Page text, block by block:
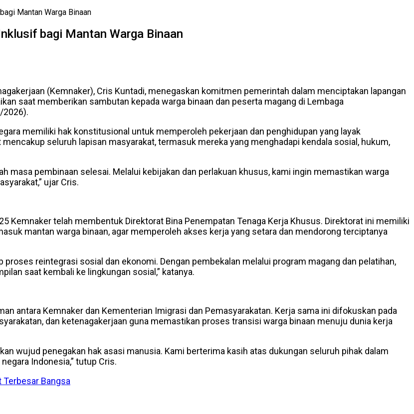
Mantan Warga Binaan
bagi Mantan Warga Binaan
(Kemnaker), Cris Kuntadi, menegaskan komitmen pemerintah dalam menciptakan lapangan
saat memberikan sambutan kepada warga binaan dan peserta magang di Lembaga
2026).
memiliki hak konstitusional untuk memperoleh pekerjaan dan penghidupan yang layak
seluruh lapisan masyarakat, termasuk mereka yang menghadapi kendala sosial, hukum,
masa pembinaan selesai. Melalui kebijakan dan perlakuan khusus, kami ingin memastikan warga
ujar Cris.
Kemnaker telah membentuk Direktorat Bina Penempatan Tenaga Kerja Khusus. Direktorat ini memiliki
mantan warga binaan, agar memperoleh akses kerja yang setara dan mendorong terciptanya
proses reintegrasi sosial dan ekonomi. Dengan pembekalan melalui program magang dan pelatihan,
saat kembali ke lingkungan sosial,” katanya.
antara Kemnaker dan Kementerian Imigrasi dan Pemasyarakatan. Kerja sama ini difokuskan pada
dan ketenagakerjaan guna memastikan proses transisi warga binaan menuju dunia kerja
wujud penegakan hak asasi manusia. Kami berterima kasih atas dukungan seluruh pihak dalam
Indonesia,” tutup Cris.
Terbesar Bangsa